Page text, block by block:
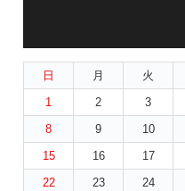
日 月 火
1
2 3
8
9 10
15
16 17
22
23 24